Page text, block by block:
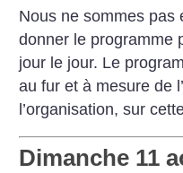
Nous ne sommes pas
donner le programme
jour le jour. Le
au fur et à mesure de
l’organisation, sur
Dimanche 11